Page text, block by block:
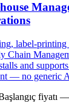
label-
Chain
and
— no generic
fiyatı